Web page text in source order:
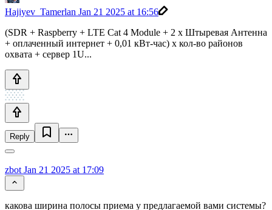
Hajiyev_Tamerlan Jan 21 2025 at 16:56
(SDR + Raspberry + LTE Cat 4 Module + 2 х Штыревая Антенна
+ оплаченный интернет + 0,01 кВт-час) x кол-во районов
охвата + сервер 1U...
Reply
zbot Jan 21 2025 at 17:09
какова ширина полосы приема у предлагаемой вами системы?